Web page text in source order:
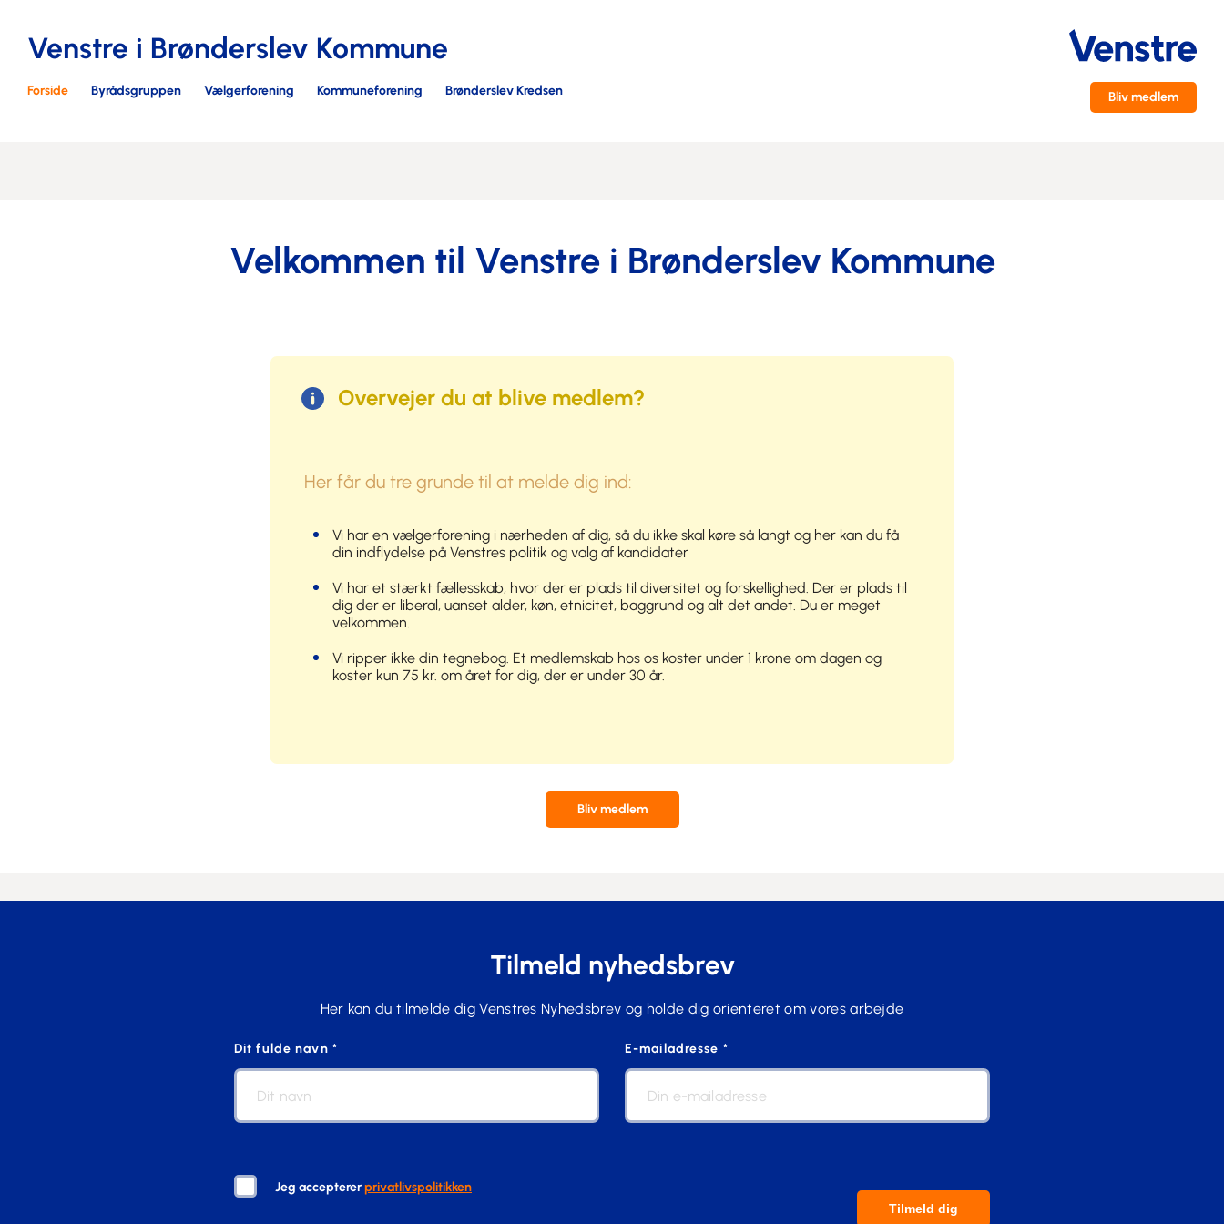
Venstre i Brønderslev Kommune
Forside Byrådsgruppen Vælgerforening Kommuneforening Brønderslev Kredsen Bliv medlem
Velkommen til Venstre i Brønderslev Kommune
Overvejer du at blive medlem?
Her får du tre grunde til at melde dig ind:
Vi har en vælgerforening i nærheden af dig, så du ikke skal køre så langt og her kan du få
din indflydelse på Venstres politik og valg af kandidater
Vi har et stærkt fællesskab, hvor der er plads til diversitet og forskellighed. Der er plads til
dig der er liberal, uanset alder, køn, etnicitet, baggrund og alt det andet. Du er meget
velkommen.
Vi ripper ikke din tegnebog. Et medlemskab hos os koster under 1 krone om dagen og
koster kun 75 kr. om året for dig, der er under 30 år.
Bliv medlem
Tilmeld nyhedsbrev
Her kan du tilmelde dig Venstres Nyhedsbrev og holde dig orienteret om vores arbejde
Dit fulde navn * E-mailadresse *
Jeg acceptererprivatlivspolitikken